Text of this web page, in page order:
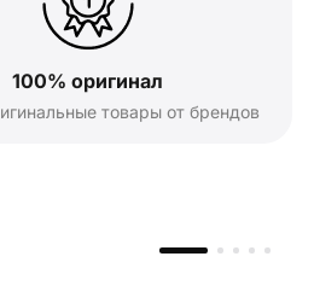
100% оригинал
товары от брендов